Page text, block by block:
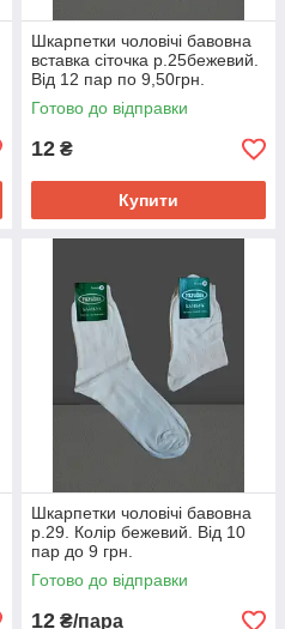
Шкарпетки чоловічі бавовна
вставка сіточка р.25бежевий.
Від 12 пар по 9,50грн.
Готово до відправки
12 ₴
Купити
Шкарпетки чоловічі бавовна
р.29. Колір бежевий. Від 10
пар до 9 грн.
Готово до відправки
12 ₴/пара